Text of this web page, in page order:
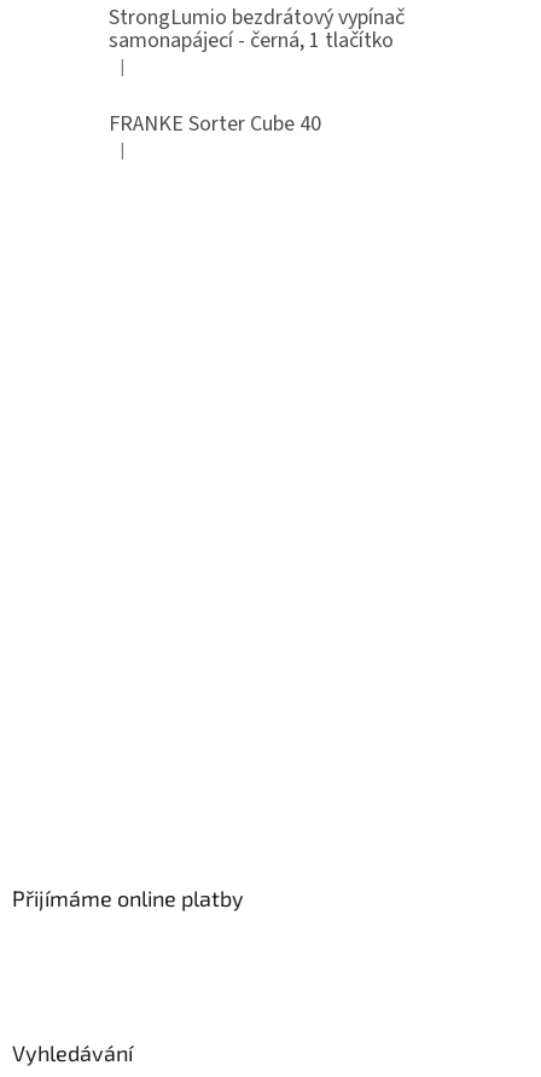
StrongLumio bezdrátový vypínač
samonapájecí - černá, 1 tlačítko
Hodnocení produktu je 4 z 5 hvězdiček.
|
FRANKE Sorter Cube 40
Hodnocení produktu je 3 z 5 hvězdiček.
|
Přijímáme online platby
Vyhledávání